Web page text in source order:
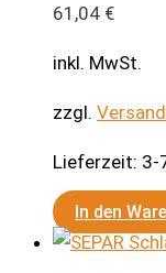
61,04 €
inkl. MwSt.
zzgl.
Lieferzeit: 3-
In den